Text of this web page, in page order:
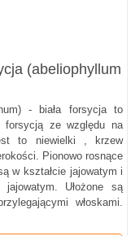
(abeliophyllum
- biała forsycja to
forsycją ze względu na
to niewielki , krzew
Pionowo rosnące
w kształcie jajowatym i
Ułożone są
włoskami.